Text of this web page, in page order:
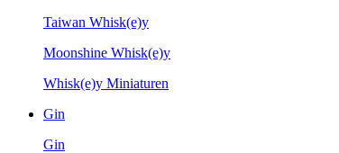
Taiwan Whisk(e)y
Moonshine Whisk(e)y
Whisk(e)y Miniaturen
Gin
Gin